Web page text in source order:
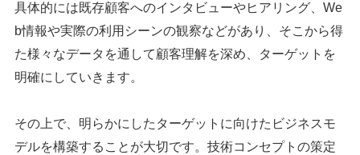
具体的には既存顧客へのインタビューやヒアリング、We
b情報や実際の利用シーンの観察などがあり、そこから得
た様々なデータを通して顧客理解を深め、ターゲットを
明確にしていきます。
その上で、明らかにしたターゲットに向けたビジネスモ
デルを構築することが大切です。技術コンセプトの策定